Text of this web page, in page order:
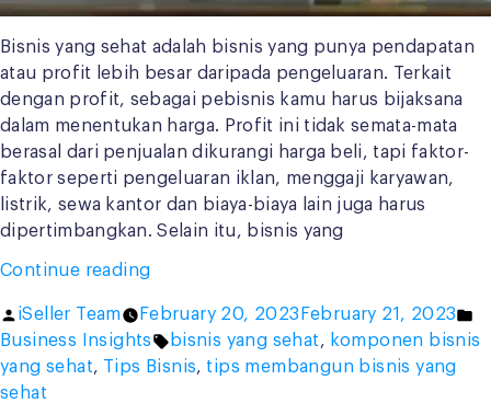
Bisnis yang sehat adalah bisnis yang punya pendapatan
atau profit lebih besar daripada pengeluaran. Terkait
dengan profit, sebagai pebisnis kamu harus bijaksana
dalam menentukan harga. Profit ini tidak semata-mata
berasal dari penjualan dikurangi harga beli, tapi faktor-
faktor seperti pengeluaran iklan, menggaji karyawan,
listrik, sewa kantor dan biaya-biaya lain juga harus
dipertimbangkan. Selain itu, bisnis yang
Continue reading“Bangun
yang
Sehat,
Coba
Posted
by
iSeller Team February 20, 2023 February 21, 2023
in
Business Insights Tags:
bisnis yang sehat, komponen bisnis
yang sehat, Tips Bisnis, tips membangun bisnis yang
sehat